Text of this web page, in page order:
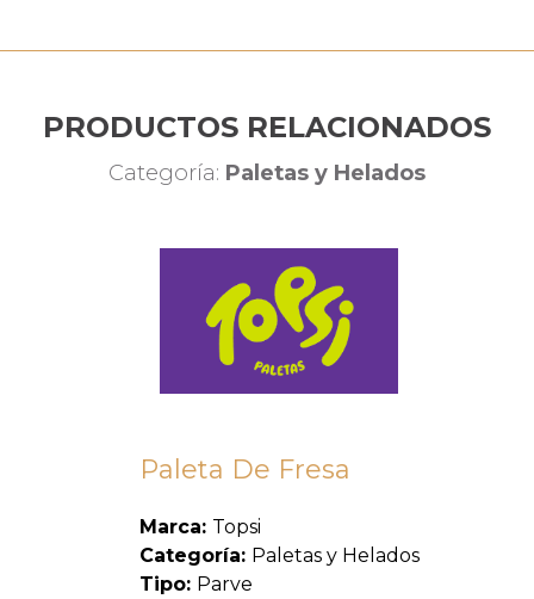
PRODUCTOS RELACIONADOS
Categoría: Paletas y Helados
Paleta De Fresa
Marca: Topsi
Categoría: Paletas y Helados
Tipo: Parve